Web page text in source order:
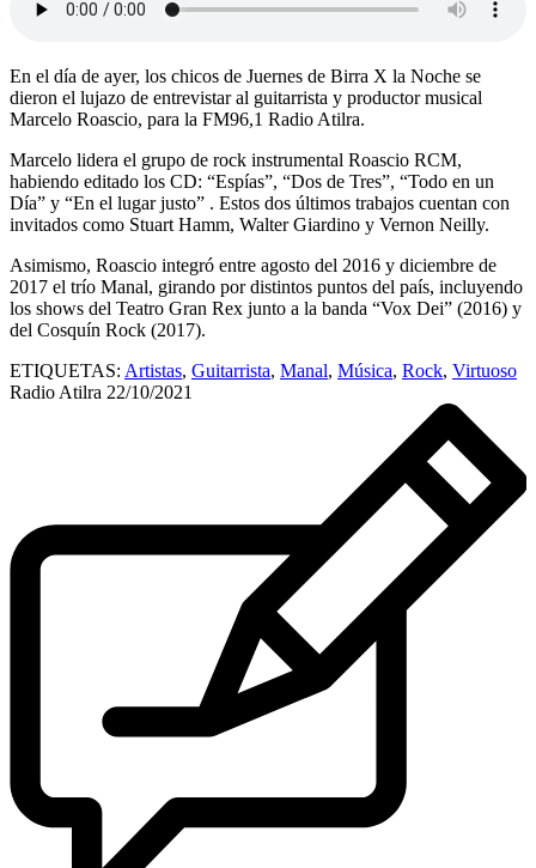
En el día de ayer, los chicos de Juernes de Birra X la Noche se
dieron el lujazo de entrevistar al guitarrista y productor musical
Marcelo Roascio, para la FM96,1 Radio Atilra.
Marcelo lidera el grupo de rock instrumental Roascio RCM,
habiendo editado los CD: “Espías”, “Dos de Tres”, “Todo en un
Día” y “En el lugar justo” . Estos dos últimos trabajos cuentan con
invitados como Stuart Hamm, Walter Giardino y Vernon Neilly.
Asimismo, Roascio integró entre agosto del 2016 y diciembre de
2017 el trío Manal, girando por distintos puntos del país, incluyendo
los shows del Teatro Gran Rex junto a la banda “Vox Dei” (2016) y
del Cosquín Rock (2017).
ETIQUETAS: Artistas, Guitarrista, Manal, Música, Rock, Virtuoso
Radio Atilra 22/10/2021